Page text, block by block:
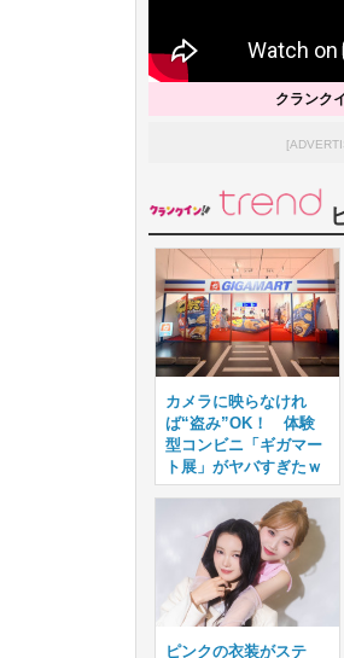
クランク
カメラに映らなけれ
ば“盗み”OK！ 体験
型コンビニ「ギガマー
ト展」がヤバすぎたｗ
ピンクの衣装がステ